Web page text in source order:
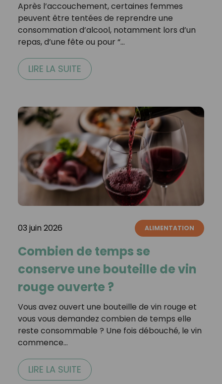
Après l’accouchement, certaines femmes
peuvent être tentées de reprendre une
consommation d’alcool, notamment lors d’un
repas, d’une fête ou pour “…
LIRE LA SUITE
03 juin 2026 ALIMENTATION
Combien de temps se
conserve une bouteille de vin
rouge ouverte ?
Vous avez ouvert une bouteille de vin rouge et
vous vous demandez combien de temps elle
reste consommable ? Une fois débouché, le vin
commence…
LIRE LA SUITE